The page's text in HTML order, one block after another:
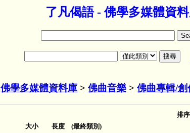
了凡偈語 - 佛學多媒體資
佛學多媒體資料庫 > 佛曲音樂 > 佛曲專輯/創
排
大小 長度 (最終類別)